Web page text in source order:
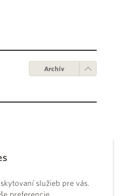
služieb pre vás.
Archív
vydanie
cookies